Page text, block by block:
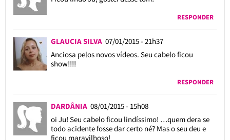
RESPONDER
GLAUCIA SILVA 07/01/2015 - 21h37
Anciosa pelos novos vídeos. Seu cabelo ficou
show!!!!
RESPONDER
DARDÂNIA 08/01/2015 - 15h08
oi Ju! Seu cabelo ficou lindíssimo! …quem dera se
todo acidente fosse dar certo né? Mas o seu deu e
ficou maravilhoso!